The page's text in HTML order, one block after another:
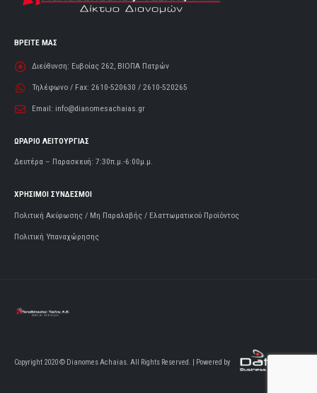
ΒΡΕΙΤΕ ΜΑΣ
Διεύθυνση: Ευβοίας 262, ΒΙΟΠΑ Πατρών
Τηλέφωνο / Fax: 2610-520630 / 2610-520265
Email: info@dianomesachaias.gr
ΩΡΑΡΙΟ ΛΕΙΤΟΥΡΓΙΑΣ
Δευτέρα – Παρασκευή: 7:30π.μ.-6:00μ.μ.
ΧΡΗΣΙΜΟΙ ΣΥΝΔΕΣΜΟΙ
Πολιτική Ακύρωσης / Μη Παραλαβής / Ελαττωματικού Προϊόντος
Πολιτική Υπαναχώρησης
Copyright 2020 © Dianomes Achaias. All Rights Reserved. | Powered by